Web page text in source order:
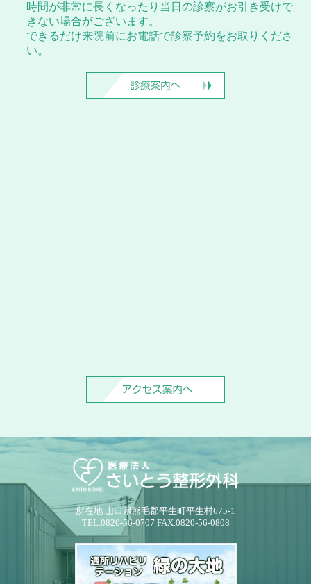
時間が非常に長くなったり当日の診察がお引き受けで
きない場合がございます。
できるだけ来院前にお電話で診察予約をお取りくださ
い。
所在地 山口県熊毛郡平生町平生村675-1
TEL.0820-56-0707 FAX.0820-56-0808